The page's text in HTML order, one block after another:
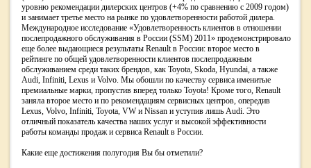
уровню рекомендации дилерских центров (+4% по сравнению с 2009 годом)
и занимает третье место на рынке по удовлетворенности работой дилера.
Международное исследование «Удовлетворенность клиентов в отношении
послепродажного обслуживания в России (SSM) 2011» продемонстрировало
еще более выдающиеся результаты Renault в России: второе место в
рейтинге по общей удовлетворенности клиентов послепродажным
обслуживанием среди таких брендов, как Toyota, Skoda, Hyundai, а также
Audi, Infiniti, Lexus и Volvo. Мы обошли по качеству сервиса именитые
премиальные марки, пропустив вперед только Toyota! Кроме того, Renault
заняла второе место и по рекомендациям сервисных центров, опередив
Lexus, Volvo, Infiniti, Toyota, VW и Nissan и уступив лишь Audi. Это
отличный показатель качества наших услуг и высокой эффективности
работы команды продаж и сервиса Renault в России.
Какие еще достижения полугодия Вы бы отметили?